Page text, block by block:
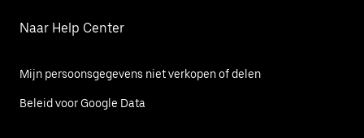
Naar Help Center
Mijn persoonsgegevens niet verkopen of delen
Beleid voor Google Data